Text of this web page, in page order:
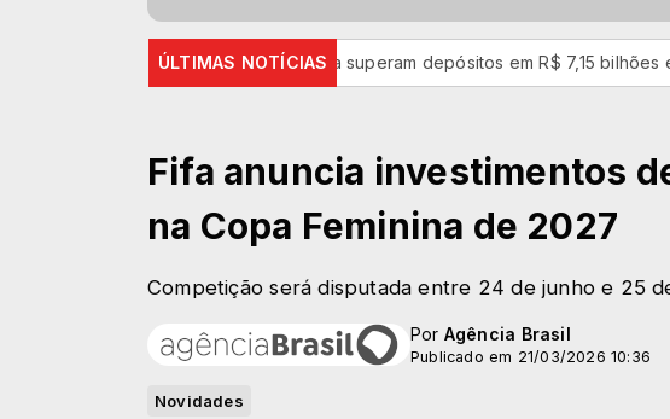
ÚLTIMAS NOTÍCIAS
Retiradas da poupança superam depósitos em R$ 7,15 bilhões em julho
Fifa anuncia investimentos
na Copa Feminina de 2027
Competição será disputada entre 24 de junho e 25
Por Agência Brasil
Publicado em 21/03/2026 10:36
Novidades